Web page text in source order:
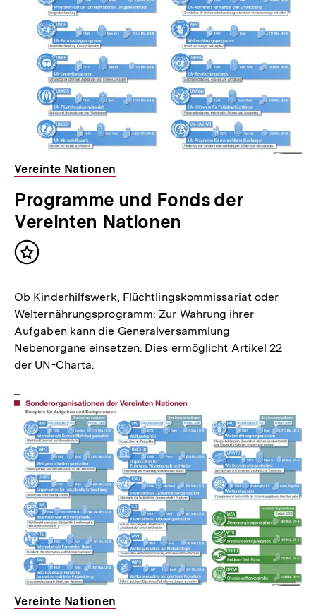
Vereinte Nationen
Programme und Fonds der
Vereinten Nationen
Inhalt
Ob Kinderhilfswerk, Flüchtlingskommissariat oder
Welternährungsprogramm: Zur Wahrung ihrer
Aufgaben kann die Generalversammlung
Nebenorgane einsetzen. Dies ermöglicht Artikel 22
der UN-Charta.
Vereinte Nationen